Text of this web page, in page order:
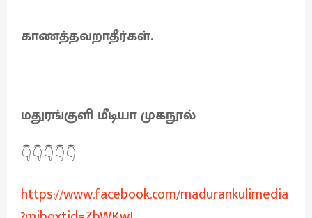
காணத்தவறாதீர்கள்.
மதுரங்குளி மீடியா முகநூல்
👇👇👇👇👇
https://www.facebook.com/madurankulimedia